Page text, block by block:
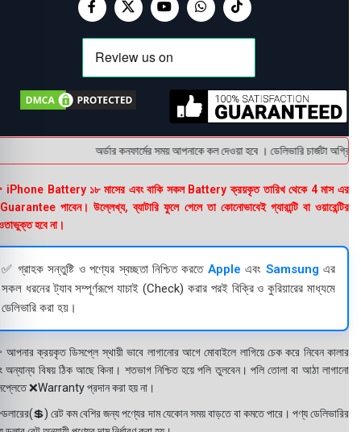
অর্ডার কনফার্মের সময় আপনাকে কল দেওয়া হবে । ডেলিভারি চার্জটা
Battery ১৮ মাসের এবং বাকি সকল Battery ক্রয়কৃত তারিখ থেকে 4 মাস এর
পাবেন। উল্লেখ্য, ব্যাটারি ফুলে গেলে তা কোনোভাবেই গ্যারান্টি বা ওয়ারেন্টির
হবে না।
✅ গ্রাহক সন্তুষ্টি ও পণ্যের স্বচ্ছতা নিশ্চিত করতেApple এবংSamsung এর
সকল ধরনের ট্যাব সম্পূর্ণরূপে যাচাই (Check) করার পরই বিক্রি ও কুরিয়ারের মাধ্যমে
ডেলিভারি করা হয়।
ক্রয়কৃত ডিসপ্লে স্থায়ী ভাবে লাগানোর আগে মোবাইলে লাগিয়ে চেক করে নিবেন কালার
অন্যান্য বিষয় ঠিক আছে কিনা। শতভাগ নিশ্চিত হয়ে পলি তুলবেন। পলি তোলা বা আঠা লাগানো
❌Warranty প্রদান করা হয় না।
রেট কম বেশির জন্য পণ্যের দাম যেকোন সময় বাড়তে বা কমতে পারে। পণ্য ডেলিভারির